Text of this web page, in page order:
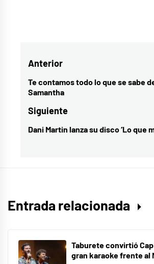
Cepeda
Cepeda
album
cepeda
cepeda
cepeda
firmas,
Navegación
de
Anterior
Entrada
anterior:
Te contamos todo lo que se sabe
Samantha
Siguiente
Entrada
Dani Martin lanza su disco ‘Lo que
Entrada relacionada
Taburete convirtió
gran karaoke frente al